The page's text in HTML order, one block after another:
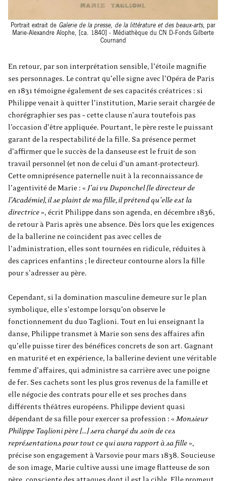
Portrait extrait de Galerie de la presse, de la littérature et des beaux-arts, par
Marie-Alexandre Alophe, [ca. 1840] - Médiathèque du CN D-Fonds Gilberte
Cournand
En retour, par son interprétation sensible, l’étoile magnifie
ses personnages. Le contrat qu’elle signe avec l’Opéra de Paris
en 1831 témoigne également de ses capacités créatrices : si
Philippe venait à quitter l’institution, Marie serait chargée de
chorégraphier ses pas – cette clause n’aura toutefois pas
l’occasion d’être appliquée. Pourtant, le père reste le puissant
garant de la respectabilité de la fille. Sa présence permet
d’affirmer que le succès de la danseuse est le fruit de son
travail personnel (et non de celui d’un amant-protecteur).
Cette omniprésence paternelle nuit à la reconnaissance de
l’agentivité de Marie : « J’ai vu Duponchel [le directeur de
l’Académie], il se plaint de ma fille, il prétend qu’elle est la
directrice », écrit Philippe dans son agenda, en décembre 1836,
de retour à Paris après une absence. Dès lors que les exigences
de la ballerine ne coïncident pas avec celles de
l’administration, elles sont tournées en ridicule, réduites à
des caprices enfantins ; le directeur contourne alors la fille
pour s’adresser au père.
Cependant, si la domination masculine demeure sur le plan
symbolique, elle s’estompe lorsqu’on observe le
fonctionnement du duo Taglioni. Tout en lui enseignant la
danse, Philippe transmet à Marie son sens des affaires afin
qu’elle puisse tirer des bénéfices concrets de son art. Gagnant
en maturité et en expérience, la ballerine devient une véritable
femme d’affaires, qui administre sa carrière avec une poigne
de fer. Ses cachets sont les plus gros revenus de la famille et
elle négocie des contrats pour elle et ses proches dans
différents théâtres européens. Philippe devient quasi
dépendant de sa fille pour exercer sa profession : « Monsieur
Philippe Taglioni père […] sera chargé du soin de ces
représentations pour tout ce qui aura rapport à sa fille »,
précise son engagement à Varsovie pour mars 1838. Soucieuse
de son image, Marie cultive aussi une image flatteuse de son